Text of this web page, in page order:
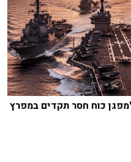
כוח חסר תקדים במפרץ